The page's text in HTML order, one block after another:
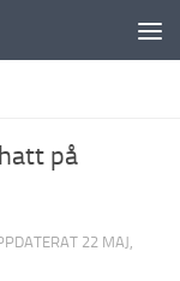
på
22 MAJ,